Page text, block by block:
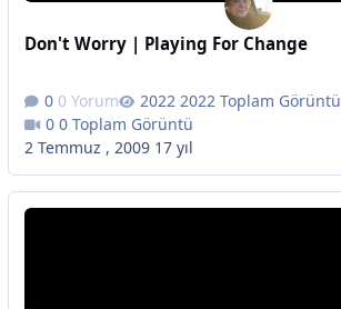
Don't Worry | Playing For Change
0 Yorum
2022 Toplam Görüntü
0 Toplam Görüntü
2 Temmuz , 2009 17 yıl